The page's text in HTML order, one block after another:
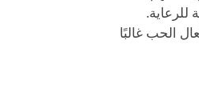
للرعاية.
الحب غالبًا